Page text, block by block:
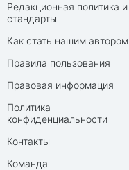
Редакционная политика и
стандарты
Как стать нашим автором
Правила пользования
Правовая информация
Политика
конфиденциальности
Контакты
Команда